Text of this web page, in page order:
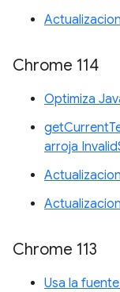
Chrome 114
Optimiza
arroja
Chrome 113
Usa la